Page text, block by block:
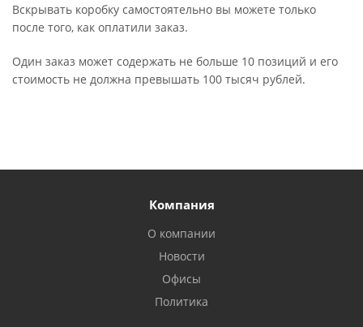
Вскрывать коробку самостоятельно вы можете только
после того, как оплатили заказ.
Один заказ может содержать не больше 10 позиций и его
стоимость не должна превышать 100 тысяч рублей.
Компания
О компании
Новости
Офисы
Политика